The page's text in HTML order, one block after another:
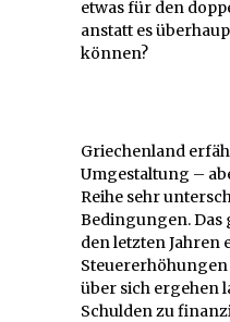
etwas für den
anstatt es
können?
Griechenland
Umgestaltung –
Reihe sehr
Bedingungen. Das
den letzten Jahren
über sich ergehen
Schulden zu